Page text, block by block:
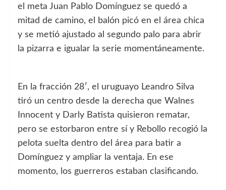
el meta Juan Pablo Domínguez se quedó a
mitad de camino, el balón picó en el área chica
y se metió ajustado al segundo palo para abrir
la pizarra e igualar la serie momentáneamente.
En la fracción 28′, el uruguayo Leandro Silva
tiró un centro desde la derecha que Walnes
Innocent y Darly Batista quisieron rematar,
pero se estorbaron entre sí y Rebollo recogió la
pelota suelta dentro del área para batir a
Domínguez y ampliar la ventaja. En ese
momento, los guerreros estaban clasificando.